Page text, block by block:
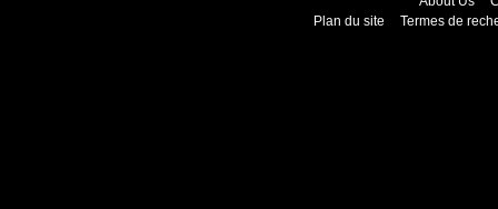
Plan du site
Termes de